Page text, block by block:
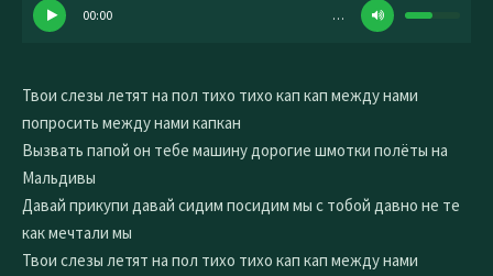
00:00 …
Твои слезы летят на пол тихо тихо кап кап между нами
попросить между нами капкан
Вызвать папой он тебе машину дорогие шмотки полёты на
Мальдивы
Давай прикупи давай сидим посидим мы с тобой давно не те
как мечтали мы
Твои слезы летят на пол тихо тихо кап кап между нами